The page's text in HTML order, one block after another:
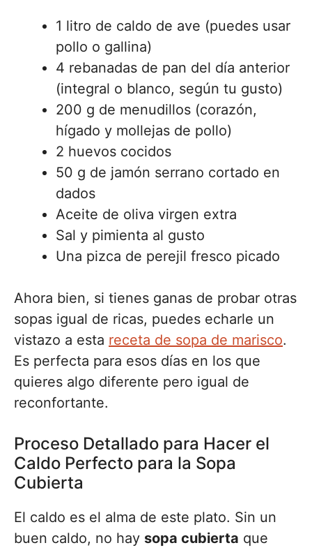
1 litro de caldo de ave (puedes usar
pollo o gallina)
4 rebanadas de pan del día anterior
(integral o blanco, según tu gusto)
200 g de menudillos (corazón,
hígado y mollejas de pollo)
2 huevos cocidos
50 g de jamón serrano cortado en
dados
Aceite de oliva virgen extra
Sal y pimienta al gusto
Una pizca de perejil fresco picado
Ahora bien, si tienes ganas de probar otras
sopas igual de ricas, puedes echarle un
vistazo a esta receta de sopa de marisco.
Es perfecta para esos días en los que
quieres algo diferente pero igual de
reconfortante.
Proceso Detallado para Hacer el
Caldo Perfecto para la Sopa
Cubierta
El caldo es el alma de este plato. Sin un
buen caldo, no hay sopa cubierta que